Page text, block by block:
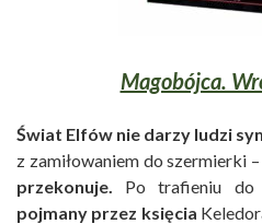
Magobójca.
Świat Elfów nie darzy ludzi
z zamiłowaniem do szermierki –
przekonuje.
Po trafieniu do
pojmany przez księcia